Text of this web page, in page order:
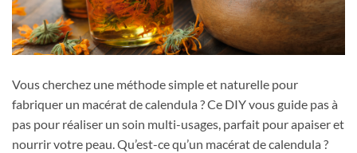
Vous cherchez une méthode simple et naturelle pour
fabriquer un macérat de calendula ? Ce DIY vous guide pas à
pas pour réaliser un soin multi-usages, parfait pour apaiser et
nourrir votre peau. Qu’est-ce qu’un macérat de calendula ?